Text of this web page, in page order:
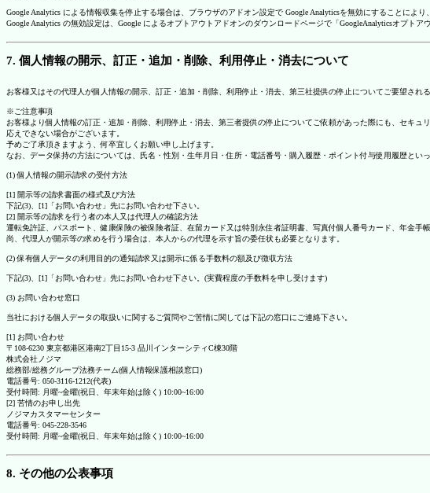
Google Analytics による情報収集を停止する場合は、ブラウザのアドオン設定で Google Analyticsを無効にすることによ
Google Analytics の無効設定は、Google によるオプトアウトアドオンのダウンロードページで「GoogleAnalyticsオプ
7. 個人情報の開示、訂正・追加・削除、利用停止・消去について
お客様又はその代理人が個人情報の開示、訂正・追加・削除、利用停止・消去、第三社提供の停止についてご要望され
※ご注意事項
お客様より個人情報の訂正・追加・削除、利用停止・消去、第三者提供の停止についてご依頼があった際にも、セキ
応えできない場合がございます。
予めご了承頂きますよう、何卒宜しくお願い申し上げます。
なお、データ保持の方法については、氏名・性別・生年月日・住所・電話番号・購入履歴・ポイント付与使用履歴と
(1) 個人情報の開示請求の受付方法
[1] 開示等の請求書面の様式及び方法
下記(3)、[1]「お問い合わせ」先にお問い合わせ下さい。
[2] 開示等の請求を行う者の本人又は代理人の確認方法
運転免許証、パスポート、健康保険の被保険者証、在留カード又は特別永住者証明書、写真付個人番号カード、年金手
尚、代理人が開示等の求めを行う場合は、本人からの代理を示す旨の委任状も必要となります。
(2) 保有個人データの利用目的の通知請求又は開示に係る手数料の額及び徴収方法
下記(3)、[1]「お問い合わせ」先にお問い合わせ下さい。(実費程度の手数料を申し受けます)
(3) お問い合わせ窓口
当社における個人データの取扱いに関するご質問やご苦情に関しては下記の窓口にご連絡下さい。
[1] お問い合わせ
〒108-6230 東京都港区港南2丁目15-3 品川インターシティC棟30階
株式会社ノジマ
総務部/総務グループ法務チーム(個人情報保護相談窓口)
電話番号: 050-3116-1212(代表)
受付時間: 月曜~金曜(祝日、年末年始は除く) 10:00~16:00
[2] 苦情のお申し出先
ノジマカスタマーセンター
電話番号: 045-228-3546
受付時間: 月曜~金曜(祝日、年末年始は除く) 10:00~16:00
8. その他の公表事項